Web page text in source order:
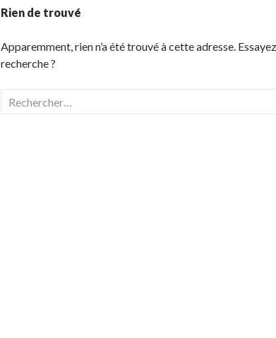
Rien de trouvé
Apparemment, rien n’a été trouvé à cette adresse.
recherche ?
Rechercher :